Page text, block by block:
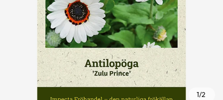
1/2